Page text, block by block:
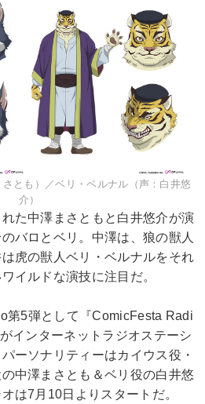
とも）／ベリ・ベルナル（声：白井悠
介）
た中澤まさともと白井悠介が演
バロとベリ。中澤は、狼の獣人
虎の獣人ベリ・ベルナルをそれ
イルドな演技に注目だ。
第5弾として『ComicFesta Radi
インターネットラジオステーシ
ーソナリティーはカイウス役・
中澤まさとも＆ベリ役の白井悠
は7月10日よりスタートだ。